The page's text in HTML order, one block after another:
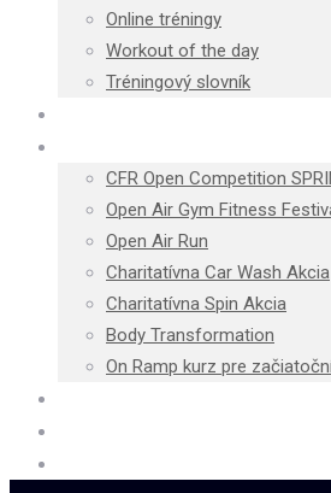
Online tréningy
Workout of the day
Tréningový slovník
CFR Open Competition
Open Air Gym Fitness
Open Air Run
Charitatívna Car Wash Akcia
Charitatívna Spin Akcia
Body Transformation
On Ramp kurz pre